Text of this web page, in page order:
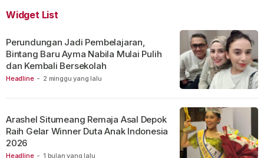
Widget List
Headline - 2 minggu yang lalu
Perundungan Jadi Pembelajaran,
Bintang Baru Ayma Nabila Mulai Pulih
dan Kembali Bersekolah
Headline - 1 bulan yang lalu
Arashel Situmeang Remaja Asal Depok
Raih Gelar Winner Duta Anak Indonesia
2026